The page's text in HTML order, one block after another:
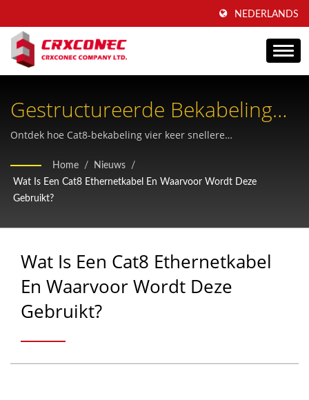
NEDERLANDS
Gestructureerde Bekabeling
Van Categorie 8: De Volgende
Generatie Snelle Ethernet-
Oplossingen
Ontdek hoe Cat8-bekabeling vier keer snellere
ondersteuning voor snelheden van 25 Gbps en 40 Gbps voor
moderne datacenterinfrastructuren en bedrijfsnetwerken.
Home / Nieuws
/
Wat Is Een Cat8 Ethernetkabel En Waarvoor Wordt Deze
Gebruikt?
Wat Is Een Cat8 Ethernetkabel
En Waarvoor Wordt Deze
Gebruikt?